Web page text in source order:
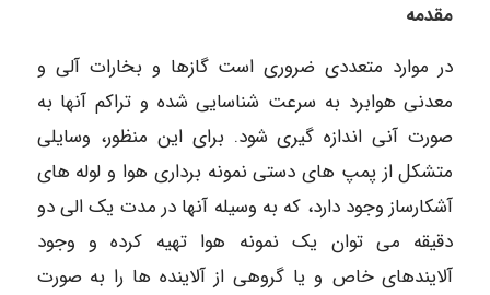
مقدمه
در موارد متعددی ضروری است گازها و بخارات آلی و
معدنی هوابرد به سرعت شناسایی شده و تراکم آنها به
صورت آنی اندازه گیری شود. برای این منظور، وسایلی
متشکل از پمپ های دستی نمونه برداری هوا و لوله های
آشکارساز وجود دارد، که به وسیله آنها در مدت یک الی دو
دقیقه می توان یک نمونه هوا تهیه کرده و وجود
آلایندهای خاص و یا گروهی از آلاینده ها را به صورت